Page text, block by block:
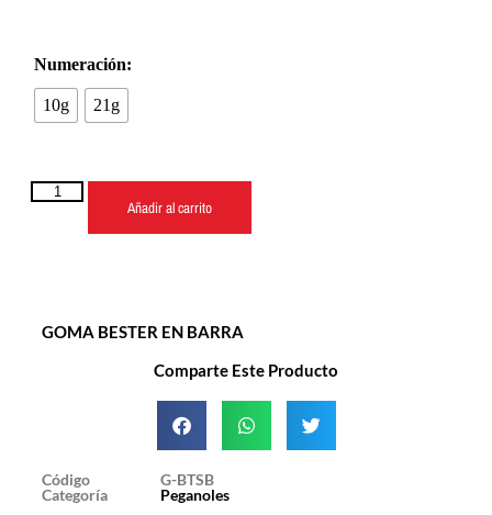
Numeración:
10g 21g
Añadir al carrito
GOMA BESTER EN BARRA
Comparte Este Producto
Código
G-BTSB
Categoría
Peganoles